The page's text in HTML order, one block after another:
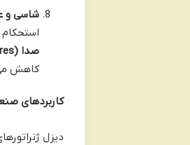
شاسی و
صدا (Soundproof Enclosures)
کاهش
کاربردهای
دیزل